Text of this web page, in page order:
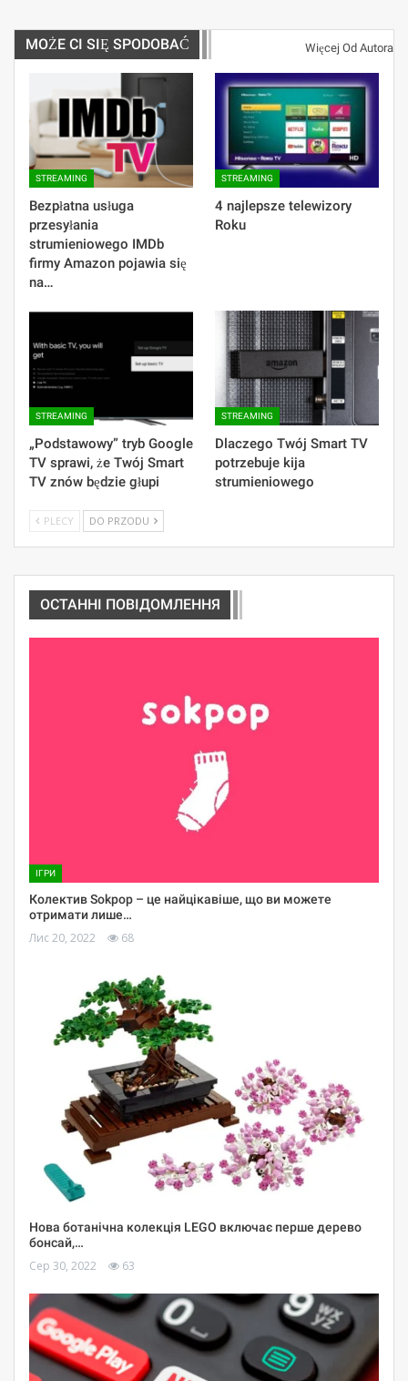
MOŻE CI SIĘ SPODOBAĆ Więcej Od Autora
STREAMING
Bezpłatna usługa
przesyłania
strumieniowego IMDb
firmy Amazon pojawia się
na…
STREAMING
4 najlepsze telewizory
Roku
STREAMING
„Podstawowy” tryb Google
TV sprawi, że Twój Smart
TV znów będzie głupi
STREAMING
Dlaczego Twój Smart TV
potrzebuje kija
strumieniowego
PLECY DO PRZODU
ОСТАННІ ПОВІДОМЛЕННЯ
ІГРИ
Колектив Sokpop – це найцікавіше, що ви можете
отримати лише…
Лис 20, 2022 68
Нова ботанічна колекція LEGO включає перше дерево
бонсай,…
Сер 30, 2022 63